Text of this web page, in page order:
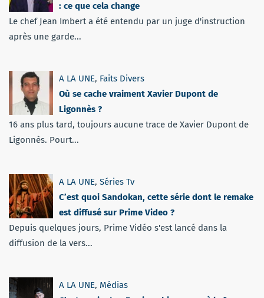
: ce que cela change
Le chef Jean Imbert a été entendu par un juge d'instruction
après une garde...
A LA UNE, Faits Divers
Où se cache vraiment Xavier Dupont de
Ligonnès ?
16 ans plus tard, toujours aucune trace de Xavier Dupont de
Ligonnès. Pourt...
A LA UNE, Séries Tv
C’est quoi Sandokan, cette série dont le remake
est diffusé sur Prime Video ?
Depuis quelques jours, Prime Vidéo s'est lancé dans la
diffusion de la vers...
A LA UNE, Médias